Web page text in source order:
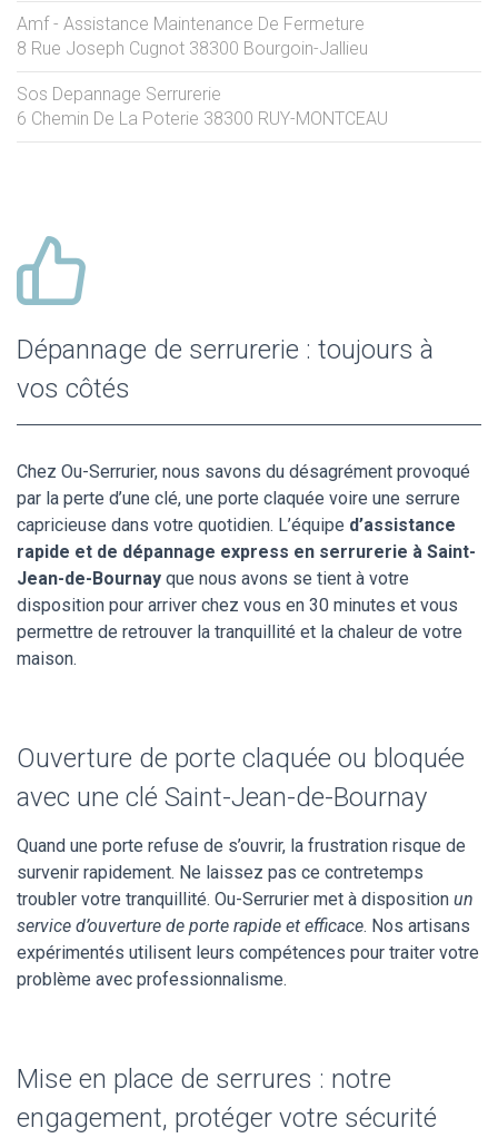
Amf - Assistance Maintenance De Fermeture
8 Rue Joseph Cugnot 38300 Bourgoin-Jallieu
Sos Depannage Serrurerie
6 Chemin De La Poterie 38300 RUY-MONTCEAU
Dépannage de serrurerie : toujours à
vos côtés
Chez Ou-Serrurier, nous savons du désagrément provoqué
par la perte d’une clé, une porte claquée voire une serrure
capricieuse dans votre quotidien. L’équipe d’assistance
rapide et de dépannage express en serrurerie à Saint-
Jean-de-Bournay que nous avons se tient à votre
disposition pour arriver chez vous en 30 minutes et vous
permettre de retrouver la tranquillité et la chaleur de votre
maison.
Ouverture de porte claquée ou bloquée
avec une clé Saint-Jean-de-Bournay
Quand une porte refuse de s’ouvrir, la frustration risque de
survenir rapidement. Ne laissez pas ce contretemps
troubler votre tranquillité. Ou-Serrurier met à disposition un
service d’ouverture de porte rapide et efficace. Nos artisans
expérimentés utilisent leurs compétences pour traiter votre
problème avec professionnalisme.
Mise en place de serrures : notre
engagement, protéger votre sécurité